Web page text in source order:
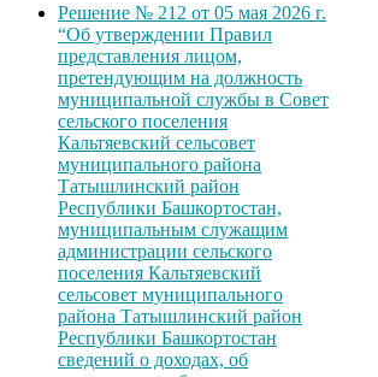
Решение № 212 от 05 мая 2026 г.
“Об утверждении Правил
представления лицом,
претендующим на должность
муниципальной службы в Совет
сельского поселения
Кальтяевский сельсовет
муниципального района
Татышлинский район
Республики Башкортостан,
муниципальным служащим
администрации сельского
поселения Кальтяевский
сельсовет муниципального
района Татышлинский район
Республики Башкортостан
сведений о доходах, об